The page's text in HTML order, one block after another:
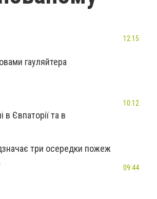
гауляйтера
Євпаторії та в
три осередки пожеж
12:15
10:12
09:44